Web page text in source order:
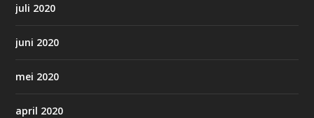
juli 2020
juni 2020
mei 2020
april 2020